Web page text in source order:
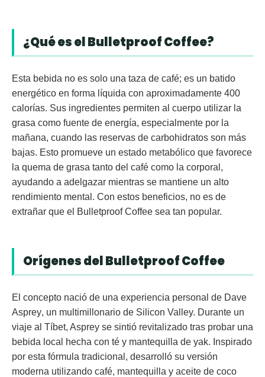
¿Qué es el Bulletproof Coffee?
Esta bebida no es solo una taza de café; es un batido
energético en forma líquida con aproximadamente 400
calorías. Sus ingredientes permiten al cuerpo utilizar la
grasa como fuente de energía, especialmente por la
mañana, cuando las reservas de carbohidratos son más
bajas. Esto promueve un estado metabólico que favorece
la quema de grasa tanto del café como la corporal,
ayudando a adelgazar mientras se mantiene un alto
rendimiento mental. Con estos beneficios, no es de
extrañar que el Bulletproof Coffee sea tan popular.
Orígenes del Bulletproof Coffee
El concepto nació de una experiencia personal de Dave
Asprey, un multimillonario de Silicon Valley. Durante un
viaje al Tíbet, Asprey se sintió revitalizado tras probar una
bebida local hecha con té y mantequilla de yak. Inspirado
por esta fórmula tradicional, desarrolló su versión
moderna utilizando café, mantequilla y aceite de coco